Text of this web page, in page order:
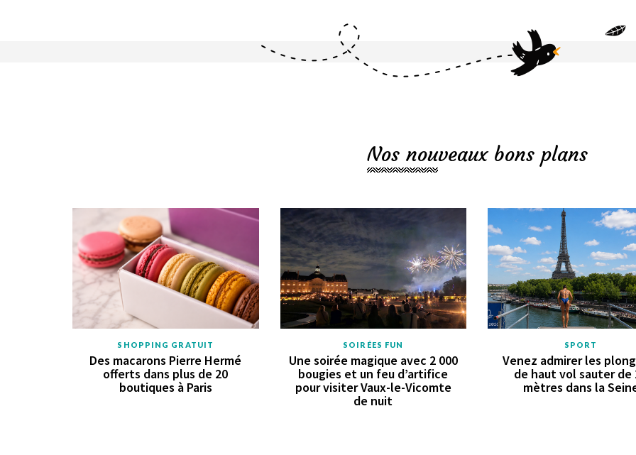
Nos nouveaux bons plans
SHOPPING GRATUIT
Des macarons Pierre Hermé
offerts dans plus de 20
boutiques à Paris
SOIRÉES FUN
Une soirée magique avec 2 000
bougies et un feu d’artifice
pour visiter Vaux-le-Vicomte
de nuit
SPORT
Venez admirer les
de haut vol sauter de
mètres dans la